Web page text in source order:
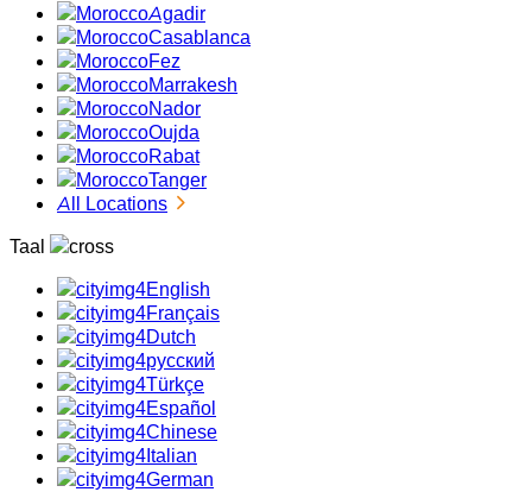
Agadir
Casablanca
Fez
Marrakesh
Nador
Oujda
Rabat
Tanger
All Locations
Taal
English
Français
Dutch
русский
Türkçe
Español
Chinese
Italian
German